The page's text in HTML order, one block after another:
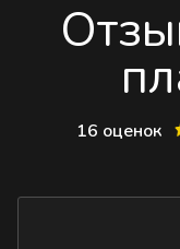
16 оценок